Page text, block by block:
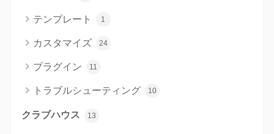
テンプレート 1
カスタマイズ 24
プラグイン 11
トラブルシューティング 10
クラブハウス 13